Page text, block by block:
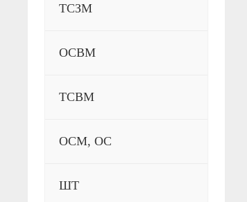
ТСЗМ
ОСВМ
ТСВМ
ОСМ, ОС
ШТ